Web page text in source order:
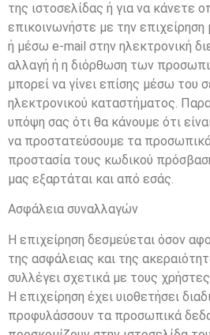
της ιστοσελίδας ή για να κάνετε
επικοινωνήστε με την
ή μέσω e-mail στην ηλεκτρονική
αλλαγή ή η διόρθωση των
μπορεί να γίνει επίσης μέσω του
ηλεκτρονικού καταστήματος.
υπόψη σας ότι θα κάνουμε ότι
να προστατεύσουμε τα
προστασία τους κωδικού
μας εξαρτάται και από εσάς.
Ασφάλεια συναλλαγών
Η επιχείρηση δεσμεύεται όσον
της ασφάλειας και της
συλλέγει σχετικά με τους
Η επιχείρηση έχει υιοθετήσει
προφυλάσσουν τα προσωπικά